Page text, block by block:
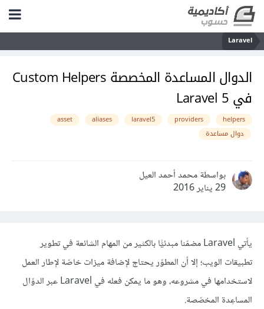
Laravel
الدوال المساعدة المخصصة Custom Helpers
في Laravel 5
helpers
providers
laravel5
aliases
asset
دوال مساعدة
بواسطة محمد أحمد العيل
29 يناير 2016
يأتي Laravel مضمّنا مبدئيًّا بالكثير من المهام الشائعة في تطوير
تطبيقات الويب؛ إلا أن المطوّر يحتاج لإضافة ميزات خاصّة لإطار العمل
لاستخدامها في مشروعه، وهو ما يمكن فعله في Laravel عبر الدوّال
المساعِدة المخصّصة.